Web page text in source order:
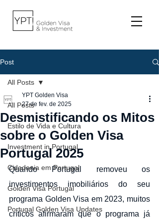
Post
All Posts
Estilo de Vida e Cultura
Investment in Portugal
Cidadania em Portugal
Golden Visa Portugal
Portugal Golden Visa Updates
All Posts
Desmistificando os Mitos
sobre o Golden Visa
Portugal 2025
YPT Golden Visa
27 de fev. de 2025
Quando Portugal removeu os
investimentos imobiliários do seu
programa Golden Visa em 2023, muitos
críticos afirmaram que o programa já